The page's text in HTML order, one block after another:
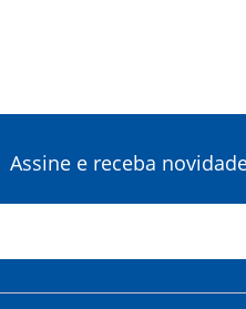
Assine e receba